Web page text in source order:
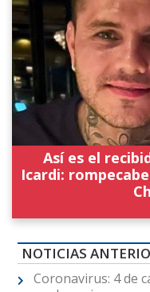
Así es el
Icardi:
NOTICIAS
Coronavirus: 4 de